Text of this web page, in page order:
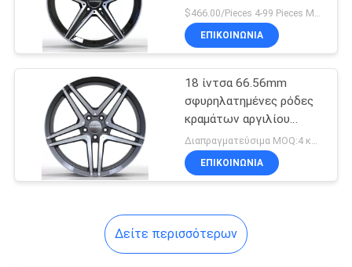
2 σφυρηλατημένες
κομμάτια ρόδες
3 σφυρηλατημένες
κατηγορίας
$466.00/Pieces 4-99 Pieces MOQ:4 κομμάτια
ΕΠΙΚΟΙΝΩΝΊΑ
18 ίντσα 66.56mm
σφυρηλατημένες ρόδες
κραμάτων αργιλίου
αντιδιαβρωτικές
Διαπραγματεύσιμα MOQ:4 κομμάτια
ΕΠΙΚΟΙΝΩΝΊΑ
Δείτε περισσότερων